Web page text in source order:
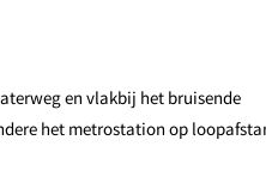
en vlakbij het bruisende
het metrostation op